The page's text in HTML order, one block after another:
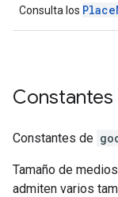
Consulta los
Constantes
Constantes de
Tamaño de
admiten varios